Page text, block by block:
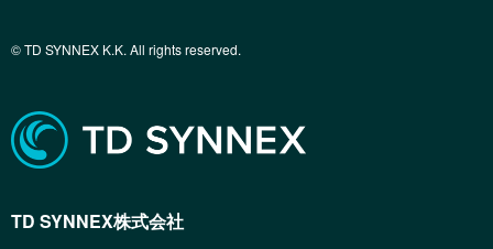
© TD SYNNEX K.K. All rights reserved.
TD SYNNEX株式会社